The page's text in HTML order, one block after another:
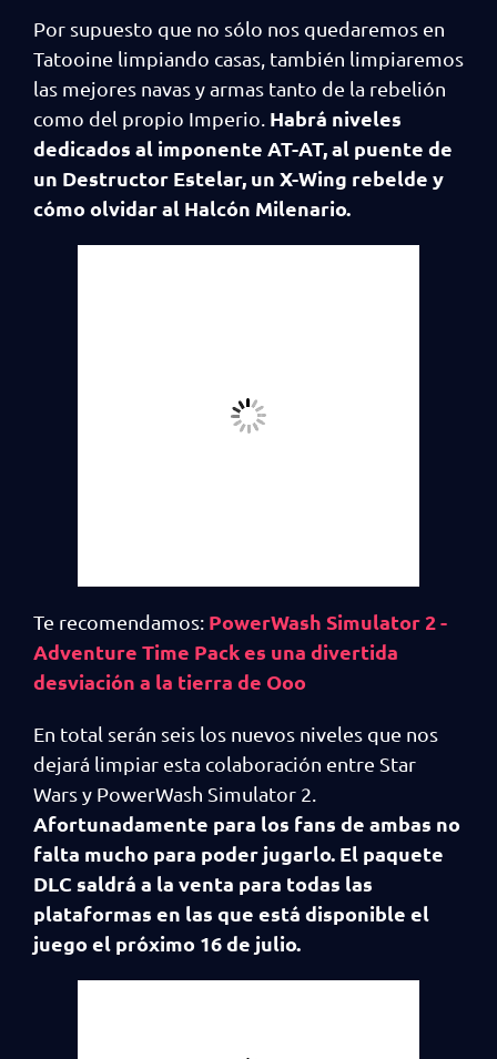
Por supuesto que no sólo nos quedaremos en
Tatooine limpiando casas, también limpiaremos
las mejores navas y armas tanto de la rebelión
como del propio Imperio. Habrá niveles
dedicados al imponente AT-AT, al puente de
un Destructor Estelar, un X-Wing rebelde y
cómo olvidar al Halcón Milenario.
Te recomendamos: PowerWash Simulator 2 -
Adventure Time Pack es una divertida
desviación a la tierra de Ooo
En total serán seis los nuevos niveles que nos
dejará limpiar esta colaboración entre Star
Wars y PowerWash Simulator 2.
Afortunadamente para los fans de ambas no
falta mucho para poder jugarlo. El paquete
DLC saldrá a la venta para todas las
plataformas en las que está disponible el
juego el próximo 16 de julio.